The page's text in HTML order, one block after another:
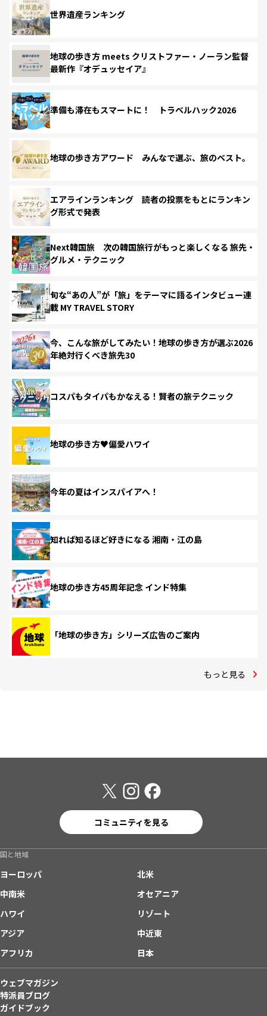
世界遺産ランキング
地球の歩き方 meets クリストファー・ノーラン監督
最新作『オデュッセイア』
準備も滞在もスマートに！ トラベルハック2026
地球の歩き方アワード みんなで選ぶ、旅のベスト。
エアラインランキング 読者の投票をもとにランキン
グ形式で発表
Next韓国旅 次の韓国旅行がもっと楽しくなる 旅先・
グルメ・テクニック
旬な“あの人”が「旅」をテーマに語るインタビュー連
載 MY TRAVEL STORY
今、こんな旅がしてみたい！地球の歩き方が選ぶ2026
年絶対行くべき旅先30
コスパもタイパもかなえる！賢者の旅テクニック
地球の歩き方♥偏愛ハワイ
今年の夏はインスパイアへ！
知れば知るほど好きになる 湘南・江の島
地球の歩き方45周年記念 インド特集
「地球の歩き方」シリーズ広告のご案内
もっと見る
コミュニティを見る
国と地域
ヨーロッパ
北米
中南米
オセアニア
ハワイ
リゾート
アジア
中近東
アフリカ
日本
ウェブマガジン
特派員ブログ
ガイドブック